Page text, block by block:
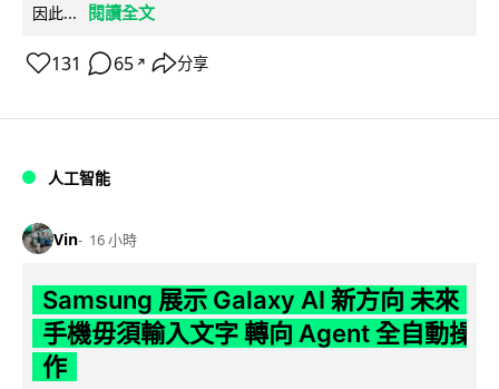
因此...
閱讀全文
131 65 ↗ 分享
人工智能
Vin 16 小時
Samsung 展示 Galaxy AI 新方向 未來
手機毋須輸入文字 轉向 Agent 全自動操
作